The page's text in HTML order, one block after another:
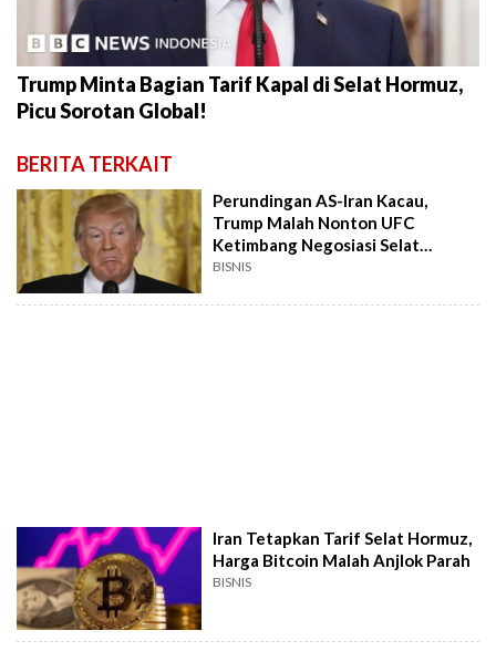
Trump Minta Bagian Tarif Kapal di Selat Hormuz,
Picu Sorotan Global!
BERITA TERKAIT
Perundingan AS-Iran Kacau,
Trump Malah Nonton UFC
Ketimbang Negosiasi Selat
Hormuz
BISNIS
Iran Tetapkan Tarif Selat Hormuz,
Harga Bitcoin Malah Anjlok Parah
BISNIS